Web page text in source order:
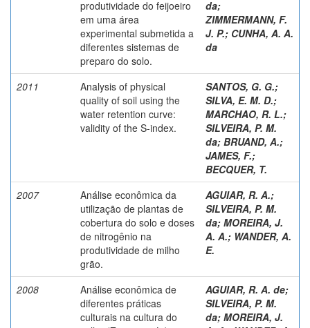
produtividade do feijoeiro
em uma área
experimental submetida a
diferentes sistemas de
preparo do solo.
da;
ZIMMERMANN, F.
J. P.; CUNHA, A. A.
da
2011
Analysis of physical
quality of soil using the
water retention curve:
validity of the S-index.
SANTOS, G. G.;
SILVA, E. M. D.;
MARCHAO, R. L.;
SILVEIRA, P. M.
da; BRUAND, A.;
JAMES, F.;
BECQUER, T.
2007
Análise econômica da
utilização de plantas de
cobertura do solo e doses
de nitrogênio na
produtividade de milho
grão.
AGUIAR, R. A.;
SILVEIRA, P. M.
da; MOREIRA, J.
A. A.; WANDER, A.
E.
2008
Análise econômica de
diferentes práticas
culturais na cultura do
AGUIAR, R. A. de;
SILVEIRA, P. M.
da; MOREIRA, J.